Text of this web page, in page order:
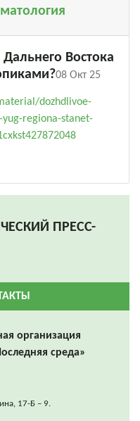
Востока
08 Окт 25
dozhdlivoe-
regiona-stanet-
ПРЕСС-
организация
среда»
17-Б – 9.